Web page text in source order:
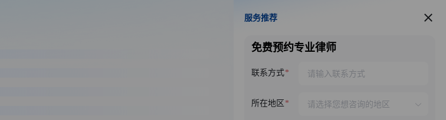
服务推荐
服务推荐
免费预约专业律师
联系方式
所在地区